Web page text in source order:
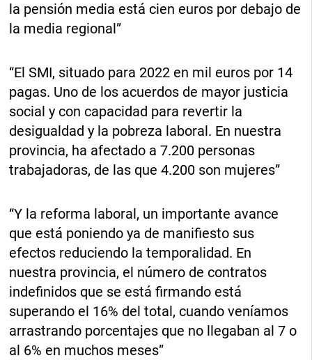
la pensión media está cien euros por debajo de
la media regional”
“El SMI, situado para 2022 en mil euros por 14
pagas. Uno de los acuerdos de mayor justicia
social y con capacidad para revertir la
desigualdad y la pobreza laboral. En nuestra
provincia, ha afectado a 7.200 personas
trabajadoras, de las que 4.200 son mujeres”
“Y la reforma laboral, un importante avance
que está poniendo ya de manifiesto sus
efectos reduciendo la temporalidad. En
nuestra provincia, el número de contratos
indefinidos que se está firmando está
superando el 16% del total, cuando veníamos
arrastrando porcentajes que no llegaban al 7 o
al 6% en muchos meses”